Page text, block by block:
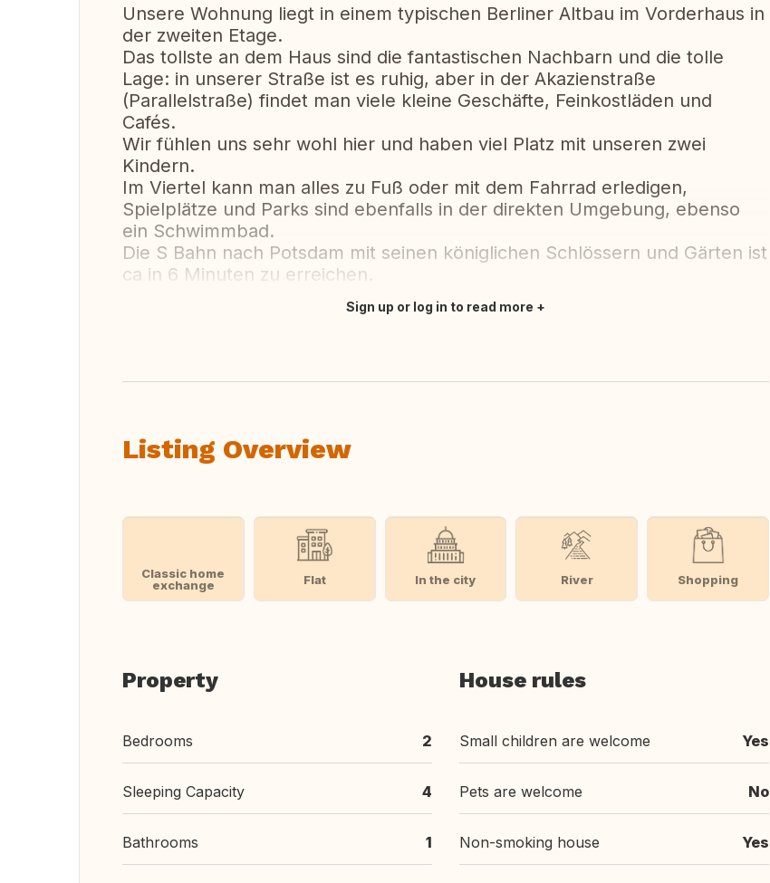
Unsere Wohnung liegt in einem typischen Berliner Altbau im Vorderhaus in
der zweiten Etage.
Das tollste an dem Haus sind die fantastischen Nachbarn und die tolle
Lage: in unserer Straße ist es ruhig, aber in der Akazienstraße
(Parallelstraße) findet man viele kleine Geschäfte, Feinkostläden und
Cafés.
Wir fühlen uns sehr wohl hier und haben viel Platz mit unseren zwei
Kindern.
Im Viertel kann man alles zu Fuß oder mit dem Fahrrad erledigen,
Spielplätze und Parks sind ebenfalls in der direkten Umgebung, ebenso
ein Schwimmbad.
Die S Bahn nach Potsdam mit seinen königlichen Schlössern und Gärten ist
ca in 6 Minuten zu erreichen.
Sign up or log in to read more
Listing Overview
Classic home
exchange
Flat In the city River Shopping
Property
Bedrooms 2
Sleeping Capacity 4
Bathrooms 1
House rules
Small children are welcome Yes
Pets are welcome No
Non-smoking house Yes